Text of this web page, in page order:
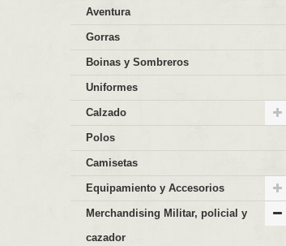
Aventura
Gorras
Boinas y Sombreros
Uniformes
Calzado
Polos
Camisetas
Equipamiento y Accesorios
Merchandising Militar, policial y
cazador